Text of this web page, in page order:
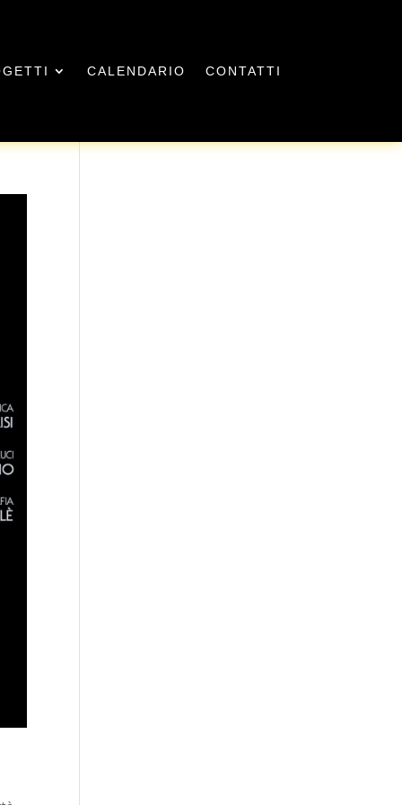
CALENDARIO CONTATTI